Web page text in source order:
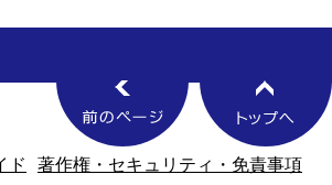
ド
著作権・セキュリティ・免責事項